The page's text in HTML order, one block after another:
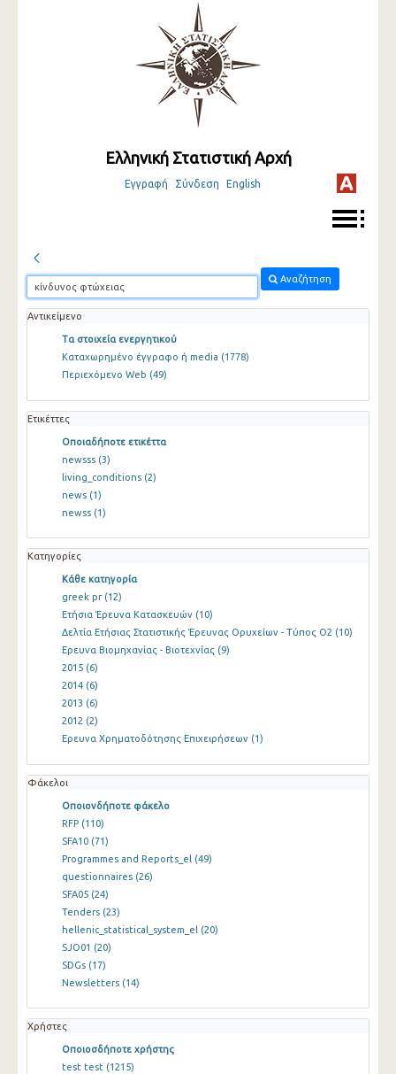
Ελληνική Στατιστική Αρχή
Εγγραφή Σύνδεση English
Αναζήτηση
Αντικείμενο
Τα στοιχεία ενεργητικού
Καταχωρημένο έγγραφο ή media (1778)
Περιεχόμενο Web (49)
Ετικέττες
Οποιαδήποτε ετικέττα
newsss (3)
living_conditions (2)
news (1)
newss (1)
Κατηγορίες
Κάθε κατηγορία
greek pr (12)
Ετήσια Έρευνα Κατασκευών (10)
Δελτία Ετήσιας Στατιστικής Έρευνας Ορυχείων - Τύπος Ο2 (10)
Ερευνα Βιομηχανίας - Βιοτεχνίας (9)
2015 (6)
2014 (6)
2013 (6)
2012 (2)
Ερευνα Χρηματοδότησης Επιχειρήσεων (1)
Φάκελοι
Οποιονδήποτε φάκελο
RFP (110)
SFA10 (71)
Programmes and Reports_el (49)
questionnaires (26)
SFA05 (24)
Tenders (23)
hellenic_statistical_system_el (20)
SJO01 (20)
SDGs (17)
Newsletters (14)
Χρήστες
Οποιοσδήποτε χρήστης
test test (1215)